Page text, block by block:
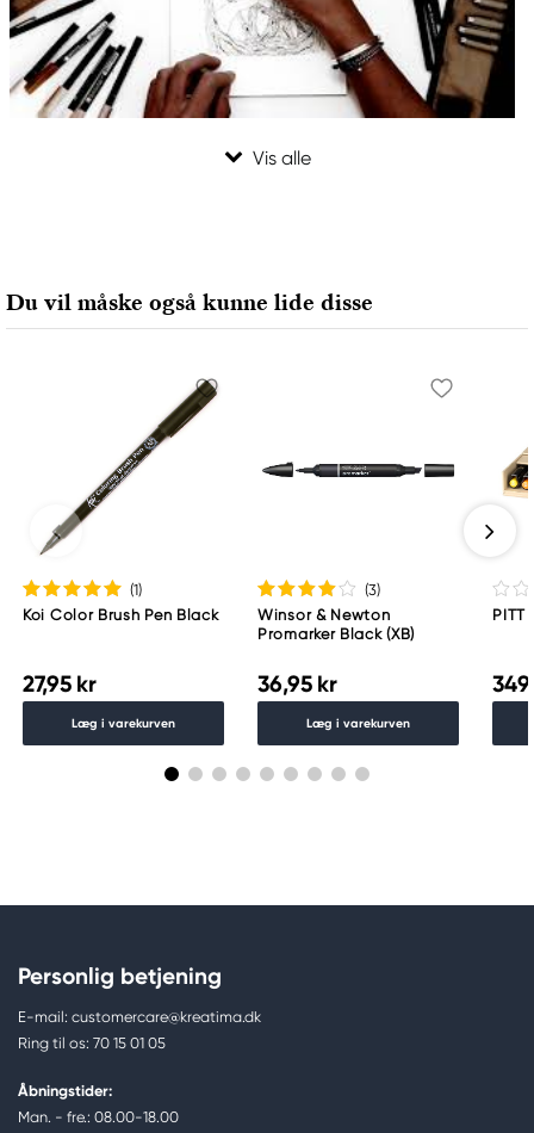
Du vil måske også kunne lide disse
(1)
Koi Color Brush Pen Black
27,95 kr
Læg i varekurven
(3)
Winsor & Newton
Promarker Black (XB)
36,95 kr
Læg i varekurven
PITT
Personlig betjening
E-mail: customercare@kreatima.dk
Ring til os: 70 15 01 05
Åbningstider:
Man. - fre.: 08.00-18.00